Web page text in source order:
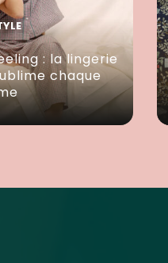
: la lingerie
chaque